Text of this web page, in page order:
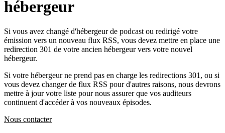
hébergeur
Si vous avez changé d'hébergeur de podcast ou redirigé votre
émission vers un nouveau flux RSS, vous devez mettre en place une
redirection 301 de votre ancien hébergeur vers votre nouvel
hébergeur.
Si votre hébergeur ne prend pas en charge les redirections 301, ou si
vous devez changer de flux RSS pour d'autres raisons, nous devrons
mettre à jour votre liste pour nous assurer que vos auditeurs
continuent d'accéder à vos nouveaux épisodes.
Nous contacter